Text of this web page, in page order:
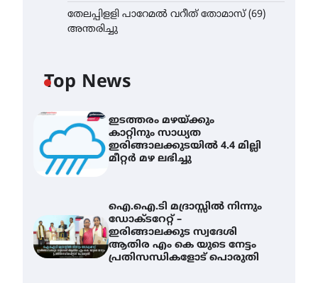
തേലപ്പിളളി പാറേമൽ വറീത് തോമാസ് (69)
അന്തരിച്ചു
Top News
ഇടത്തരം മഴയ്ക്കും
കാറ്റിനും സാധ്യത
ഇരിങ്ങാലക്കുടയിൽ 4.4 മില്ലി
മീറ്റർ മഴ ലഭിച്ചു
ഐ.ഐ.ടി മദ്രാസ്സിൽ നിന്നും
ഡോക്ടറേറ്റ് –
ഇരിങ്ങാലക്കുട സ്വദേശി
ആതിര എം കെ യുടെ നേട്ടം
പ്രതിസന്ധികളോട് പൊരുതി